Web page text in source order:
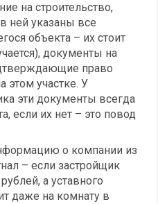
на строительство,
ней указаны все
объекта – их стоит
документы на
право
этом участке. У
эти документы всегда
если их нет – это повод
о компании из
– если застройщик
а уставного
даже на комнату в